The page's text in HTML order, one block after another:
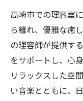
高崎市での理容室
ら離れ、優雅な癒
の理容師が提供す
をサポートし、心
リラックスした空
い音楽とともに、